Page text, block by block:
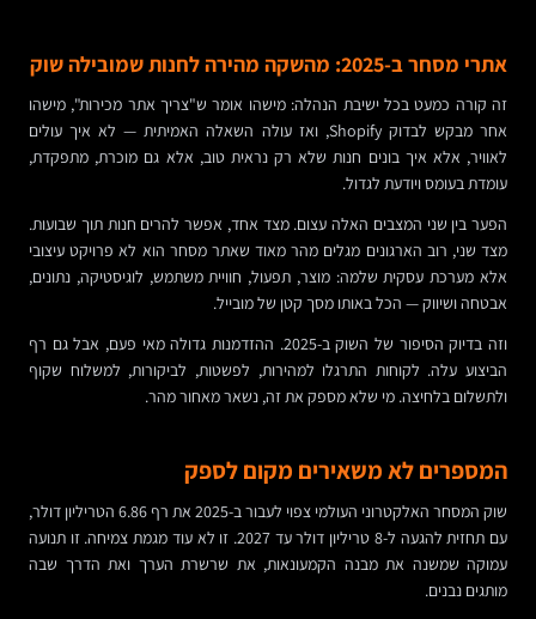
אתרי מסחר ב-2025: מהשקה מהירה לחנות שמובילה שוק
זה קורה כמעט בכל ישיבת הנהלה: מישהו אומר ש"צריך אתר מכירות", מישהו
אחר מבקש לבדוק Shopify, ואז עולה השאלה האמיתית — לא איך עולים
לאוויר, אלא איך בונים חנות שלא רק נראית טוב, אלא גם מוכרת, מתפקדת,
עומדת בעומס ויודעת לגדול.
הפער בין שני המצבים האלה עצום. מצד אחד, אפשר להרים חנות תוך שבועות.
מצד שני, רוב הארגונים מגלים מהר מאוד שאתר מסחר הוא לא פרויקט עיצובי
אלא מערכת עסקית שלמה: מוצר, תפעול, חוויית משתמש, לוגיסטיקה, נתונים,
אבטחה ושיווק — הכל באותו מסך קטן של מובייל.
וזה בדיוק הסיפור של השוק ב-2025. ההזדמנות גדולה מאי פעם, אבל גם רף
הביצוע עלה. לקוחות התרגלו למהירות, לפשטות, לביקורות, למשלוח שקוף
ולתשלום בלחיצה. מי שלא מספק את זה, נשאר מאחור מהר.
המספרים לא משאירים מקום לספק
שוק המסחר האלקטרוני העולמי צפוי לעבור ב-2025 את רף 6.86 הטריליון דולר,
עם תחזית להגעה ל-8 טריליון דולר עד 2027. זו לא עוד מגמת צמיחה. זו תנועה
עמוקה שמשנה את מבנה הקמעונאות, את שרשרת הערך ואת הדרך שבה
מותגים נבנים.